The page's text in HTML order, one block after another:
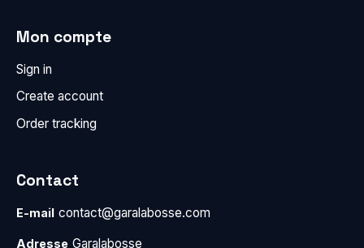
Mon compte
Sign in
Create account
Order tracking
Contact
E-mail contact@garalabosse.com
Adresse Garalabosse